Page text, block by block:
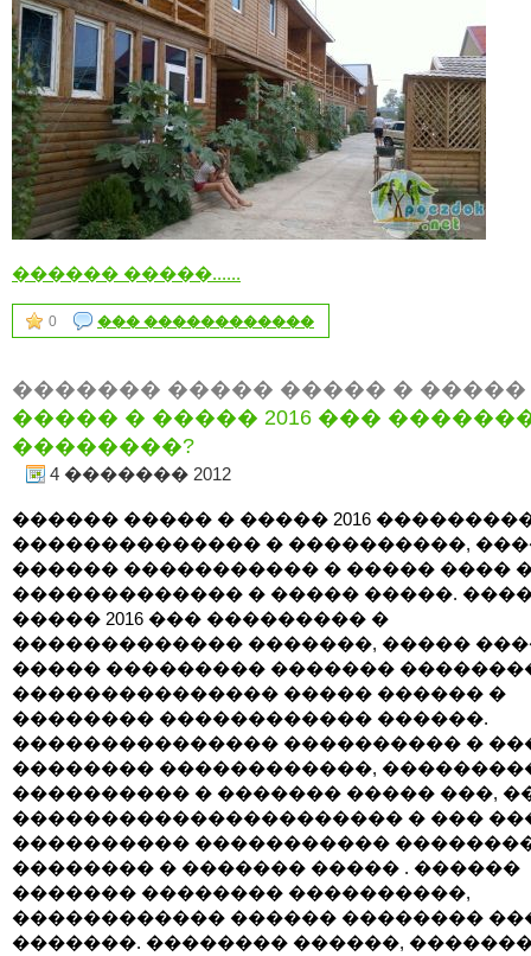
������ �����......
0 ��� ������������
������� ����� ����� � �����
����� � ����� 2016 ���
��������?
4 ������� 2012
������ ����� � ����� 2016
�������������� � ����������,
������ ����������� � ����� ����
������������� � ����� �����.
����� 2016 ��� ��������� �
������������� �������, �����
����� ��������� �������
��������������� ����� ������ �
�������� ������������ ������.
��������������� ���������� �
�������� ������������,
���������� � ������� ����� ���,
���������������������� � ���
���������� �����������
�������� � ������� ����� . ������
������� �������� ����������,
������������ ������ ��������
�������. �������� ������,